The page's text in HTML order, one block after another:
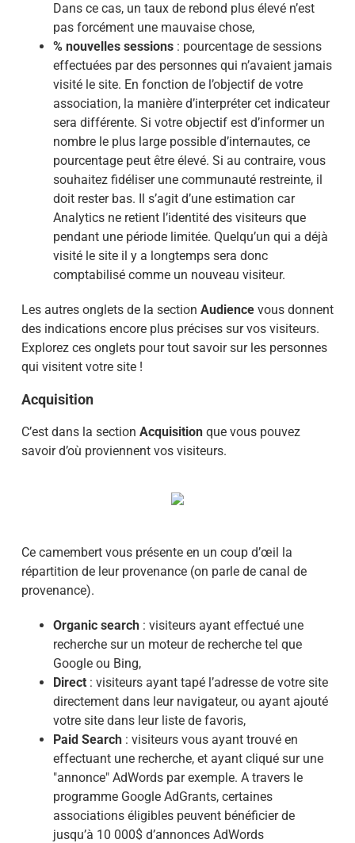
Dans ce cas, un taux de rebond plus élevé n’est
pas forcément une mauvaise chose,
% nouvelles sessions: pourcentage de sessions
effectuées par des personnes qui n’avaient jamais
visité le site. En fonction de l’objectif de votre
association, la manière d’interpréter cet indicateur
sera différente. Si votre objectif est d’informer un
nombre le plus large possible d’internautes, ce
pourcentage peut être élevé. Si au contraire, vous
souhaitez fidéliser une communauté restreinte, il
doit rester bas. Il s’agit d’une estimation car
Analytics ne retient l’identité des visiteurs que
pendant une période limitée. Quelqu’un qui a déjà
visité le site il y a longtemps sera donc
comptabilisé comme un nouveau visiteur.
Les autres onglets de la section Audiencevous donnent
des indications encore plus précises sur vos visiteurs.
Explorez ces onglets pour tout savoir sur les personnes
qui visitent votre site !
Acquisition
C’est dans la section Acquisitionque vous pouvez
savoir d’où proviennent vos visiteurs.
Ce camembert vous présente en un coup d’œil la
répartition de leur provenance (on parle de canal de
provenance).
Organic search: visiteurs ayant effectué une
recherche sur un moteur de recherche tel que
Google ou Bing,
Direct : visiteurs ayant tapé l’adresse de votre site
directement dans leur navigateur, ou ayant ajouté
votre site dans leur liste de favoris,
Paid Search : visiteurs vous ayant trouvé en
effectuant une recherche, et ayant cliqué sur une
"annonce" AdWords par exemple. A travers le
programme Google AdGrants, certaines
associations éligibles peuvent bénéficier de
jusqu’à 10 000$ d’annonces AdWords